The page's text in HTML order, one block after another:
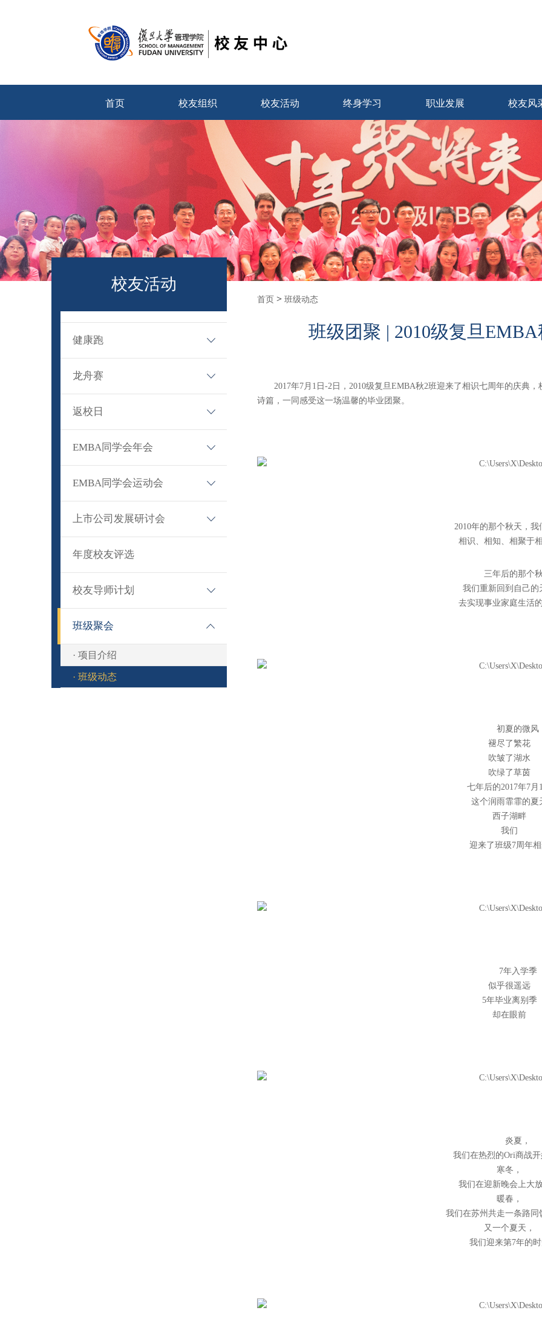
首页 校友组织 校友活动 终身学习 职业发展 校友风
校友活动
健康跑
· 健康跑
龙舟赛
· 龙舟赛
返校日
· 返校日
EMBA同学会年会
· 活动介绍
EMBA同学会运动会
· 活动介绍
上市公司发展研讨会
· 活动介绍
年度校友评选
校友导师计划
· 项目介绍
班级聚会
· 项目介绍
· 班级动态
首页 > 班级动态
班级团聚 | 2010级复旦
2017年7月1日-2日，2010级复旦EMBA秋2班迎来了相识七周年的庆典
诗篇，一同感受这一场温馨的毕业团聚。
2010年的那个秋天，
相识、相知、相聚于
三年后的那个
我们重新回到自己的
去实现事业家庭生活
初夏的微风
褪尽了繁花
吹皱了湖水
吹绿了草茵
七年后的2017年7月
这个润雨霏霏的夏
西子湖畔
我们
迎来了班级7周年
7年入学季
似乎很遥远
5年毕业离别季
却在眼前
炎夏，
我们在热烈的Ori商战
寒冬，
我们在迎新晚会上大
暖春，
我们在苏州共走一条路同
又一个夏天，
我们迎来第7年的